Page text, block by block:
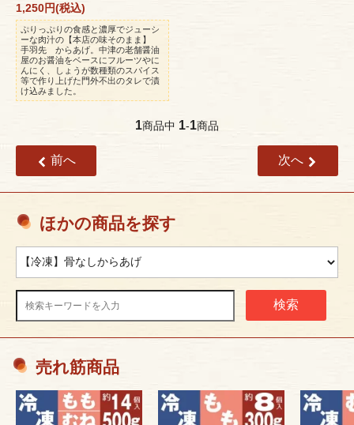
1,250円(税込)
ぷりっぷりの食感と濃厚でジューシ
ーな肉汁の【本店の味そのまま】
手羽先 からあげ。中津の老舗醤油
屋のお醤油をベースにフルーツやに
んにく、しょうが数種類のスパイス
等で作り上げた門外不出のタレで漬
け込みました。
1商品中 1-1商品
前へ 次へ
ほかの商品を探す
検索
売れ筋商品